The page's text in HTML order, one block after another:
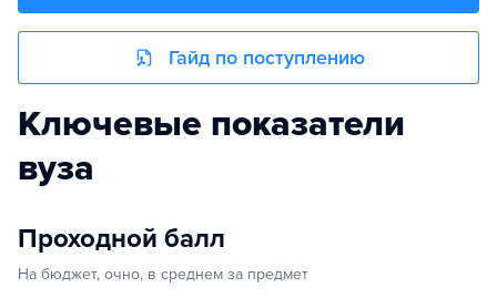
Гайд по поступлению
Ключевые показатели
вуза
Проходной балл
На бюджет, очно, в среднем за предмет